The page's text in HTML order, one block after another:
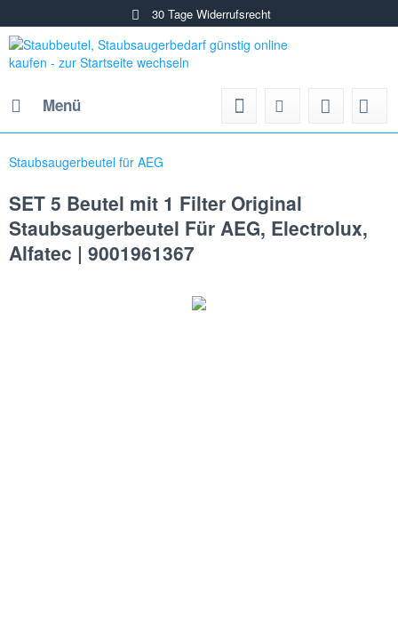
30 Tage Widerrufsrecht
Menü
Staubsaugerbeutel für AEG
SET 5 Beutel mit 1 Filter Original
Staubsaugerbeutel Für AEG, Electrolux,
Alfatec | 9001961367